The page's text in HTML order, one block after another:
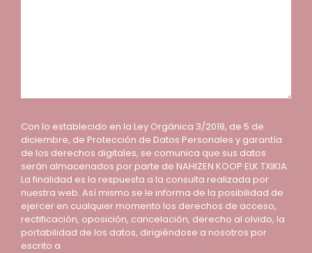
Con lo establecido en la Ley Orgánica 3/2018, de 5 de
diciembre, de Protección de Datos Personales y garantía
de los derechos digitales, se comunica que sus datos
serán almacenados por parte de NAHIZEN KOOP ELK TXIKIA.
La finalidad es la respuesta a la consulta realizada por
nuestra web. Así mismo se le informa de la posibilidad de
ejercer en cualquier momento los derechos de acceso,
rectificación, oposición, cancelación, derecho al olvido, la
portabilidad de los datos, dirigiéndose a nosotros por
escrito a
.